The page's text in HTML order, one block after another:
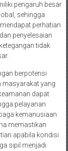
pengaruh besar
sehingga
perhatian
penyelesaian
tidak
berpotensi
masyarakat yang
dapat
pelayanan
kemanusiaan
memastikan
apabila kondisi
sipil menjadi